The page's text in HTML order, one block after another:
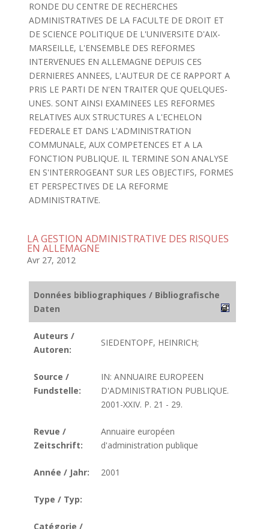
RONDE DU CENTRE DE RECHERCHES
ADMINISTRATIVES DE LA FACULTE DE DROIT ET
DE SCIENCE POLITIQUE DE L'UNIVERSITE D'AIX-
MARSEILLE, L'ENSEMBLE DES REFORMES
INTERVENUES EN ALLEMAGNE DEPUIS CES
DERNIERES ANNEES, L'AUTEUR DE CE RAPPORT A
PRIS LE PARTI DE N'EN TRAITER QUE QUELQUES-
UNES. SONT AINSI EXAMINEES LES REFORMES
RELATIVES AUX STRUCTURES A L'ECHELON
FEDERALE ET DANS L'ADMINISTRATION
COMMUNALE, AUX COMPETENCES ET A LA
FONCTION PUBLIQUE. IL TERMINE SON ANALYSE
EN S'INTERROGEANT SUR LES OBJECTIFS, FORMES
ET PERSPECTIVES DE LA REFORME
ADMINISTRATIVE.
LA GESTION ADMINISTRATIVE DES RISQUES
EN ALLEMAGNE
Avr 27, 2012
Données bibliographiques / Bibliografische
Daten
Auteurs /
Autoren:
SIEDENTOPF, HEINRICH;
Source /
Fundstelle:
IN: ANNUAIRE EUROPEEN
D'ADMINISTRATION PUBLIQUE.
2001-XXIV. P. 21 - 29.
Revue /
Zeitschrift:
Annuaire européen
d'administration publique
Année / Jahr: 2001
Type / Typ:
Catégorie /